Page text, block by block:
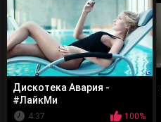
Дискотека Авария -
#ЛайкМи
4:37
100%